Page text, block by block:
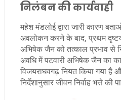
निलंबन की कार्यवाही
महेश मंडलोई द्वारा जारी कारण
अवलोकन करने के बाद, प्रथम
अभिषेक जैन को तत्काल प्रभाव से
अवधि में पटवारी अभिषेक जैन का
विजयराघवगढ़ नियत किया गया है
निर्देशानुसार जीवन निर्वाह भत्ते की